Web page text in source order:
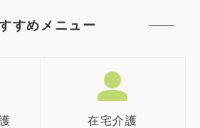
すめメニュー
在宅介護